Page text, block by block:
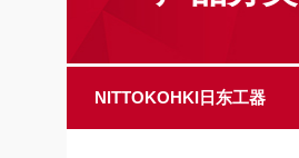
NITTOKOHKI日东工器